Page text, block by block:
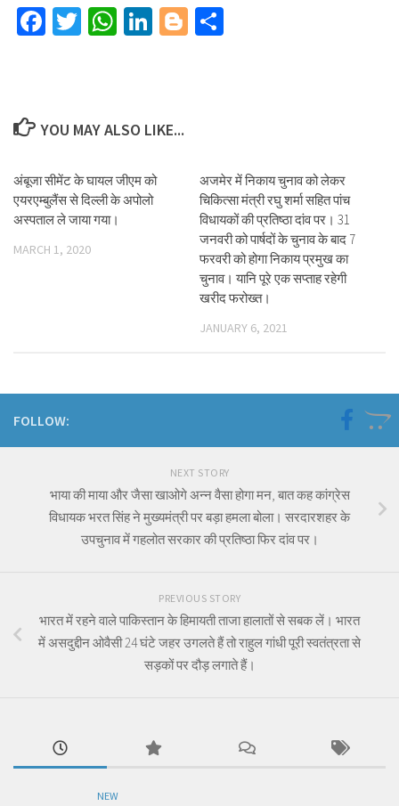
Facebook
TwitterWhatsApp
LinkedIn
Blogger
YOU MAY ALSO LIKE...
अंबूजा सीमेंट के घायल जीएम को
एयरएम्बुलैंस से दिल्ली के अपोलो
अस्पताल ले जाया गया।
MARCH 1, 2020
अजमेर में निकाय चुनाव को लेकर
चिकित्सा मंत्री रघु शर्मा सहित पांच
विधायकों की प्रतिष्ठा दांव पर। 31
जनवरी को पार्षदों के चुनाव के बाद 7
फरवरी को होगा निकाय प्रमुख का
चुनाव। यानि पूरे एक सप्ताह रहेगी
खरीद फरोख्त।
JANUARY 6, 2021
FOLLOW:
NEXT STORY
भाया की माया और जैसा खाओगे अन्न वैसा होगा मन, बात कह कांग्रेस
विधायक भरत सिंह ने मुख्यमंत्री पर बड़ा हमला बोला। सरदारशहर के
उपचुनाव में गहलोत सरकार की प्रतिष्ठा फिर दांव पर।
PREVIOUS STORY
भारत में रहने वाले पाकिस्तान के हिमायती ताजा हालातों से सबक लें। भारत
में असदुद्दीन ओवैसी 24 घंटे जहर उगलते हैं तो राहुल गांधी पूरी स्वतंत्रता से
सड़कों पर दौड़ लगाते हैं।
NEW